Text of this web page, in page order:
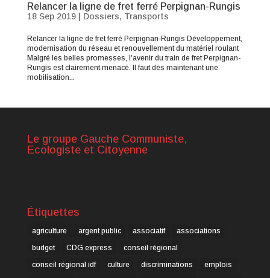
Relancer la ligne de fret ferré Perpignan-Rungis
18 Sep 2019| Dossiers, Transports
Relancer la ligne de fret ferré Perpignan-Rungis Développement,
modernisation du réseau et renouvellement du matériel roulant
Malgré les belles promesses, l’avenir du train de fret Perpignan-
Rungis est clairement menacé. Il faut dès maintenant une
mobilisation...
Le groupe Gauche Communiste,
Ecologiste et Citoyenne
Étiquettes
agriculture argent public associatif
associations
budget
CDG express
conseil régional
conseil régional idf
culture discriminations
emplois